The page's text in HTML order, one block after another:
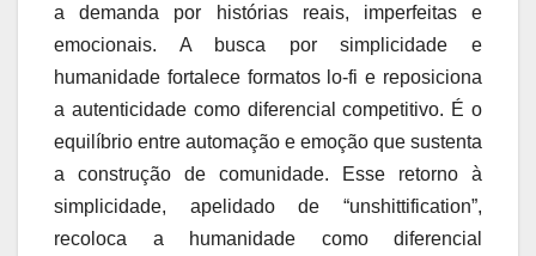
a demanda por histórias reais, imperfeitas e
emocionais. A busca por simplicidade e
humanidade fortalece formatos lo-fi e reposiciona
a autenticidade como diferencial competitivo. É o
equilíbrio entre automação e emoção que sustenta
a construção de comunidade. Esse retorno à
simplicidade, apelidado de “unshittification”,
recoloca a humanidade como diferencial